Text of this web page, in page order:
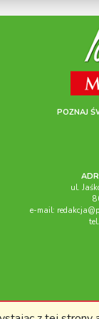
POZNAJ
ul.
e-mail:
Miesięcznik